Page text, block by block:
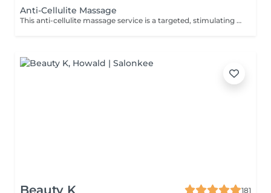
Anti-Cellulite Massage
This anti-cellulite massage service is a targeted, stimulating treatment designed to improve the appearance and texture of skin commonly affected by cellulite, especially on the thighs, hips, buttocks, and sometimes abdomen. Using firm, rhythmic techniques such as deep kneading, lymphatic drainage, and circular pressures, it aims to break up fatty deposits, boost circulation, and encourage the removal of retained fluids and toxins from the tissue. Key benefits: Helps reduce the visible appearance of cellulite by improving blood flow and lymphatic drainage in targeted areas. Supports smoother, firmer skin by encouraging the breakdown of fatty deposits and reducing fluid retention. Promotes better circulation and detoxification, which can leave the skin feeling softer, more toned, and less dimpled over time with regular sessions.
Beauty K 181